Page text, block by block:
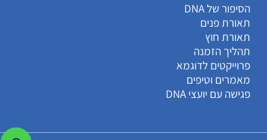
הסיפור של DNA
תאורת פנים
תאורת חוץ
תהליך הזמנה
פרוייקטים לדוגמא
מאמרים וטיפים
פגישה עם יועצי DNA